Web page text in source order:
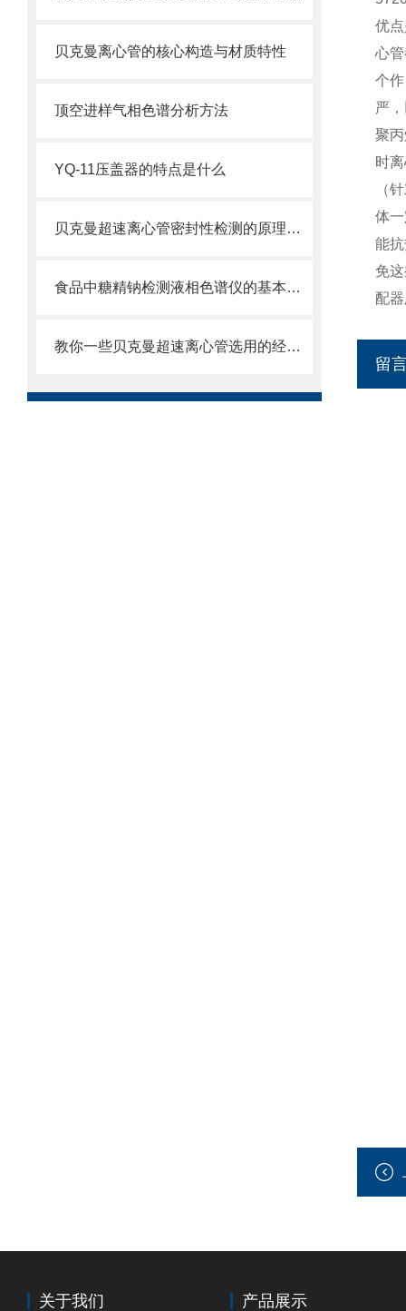
贝克曼离心管的核心构造与材质特性
顶空进样气相色谱分析方法
YQ-11压盖器的特点是什么
贝克曼超速离心管密封性检测的原理及方法是什么
食品中糖精钠检测液相色谱仪的基本功能
教你一些贝克曼超速离心管选用的经验技巧
优
心
个
严
聚
时
（
体
能
免
配
留
关于我们 产品展示